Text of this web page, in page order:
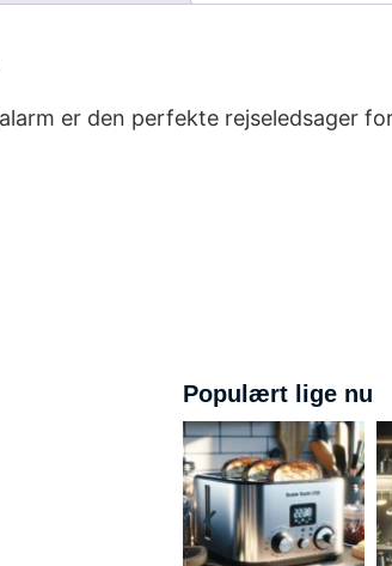
er den perfekte rejseledsager
Populært lige nu